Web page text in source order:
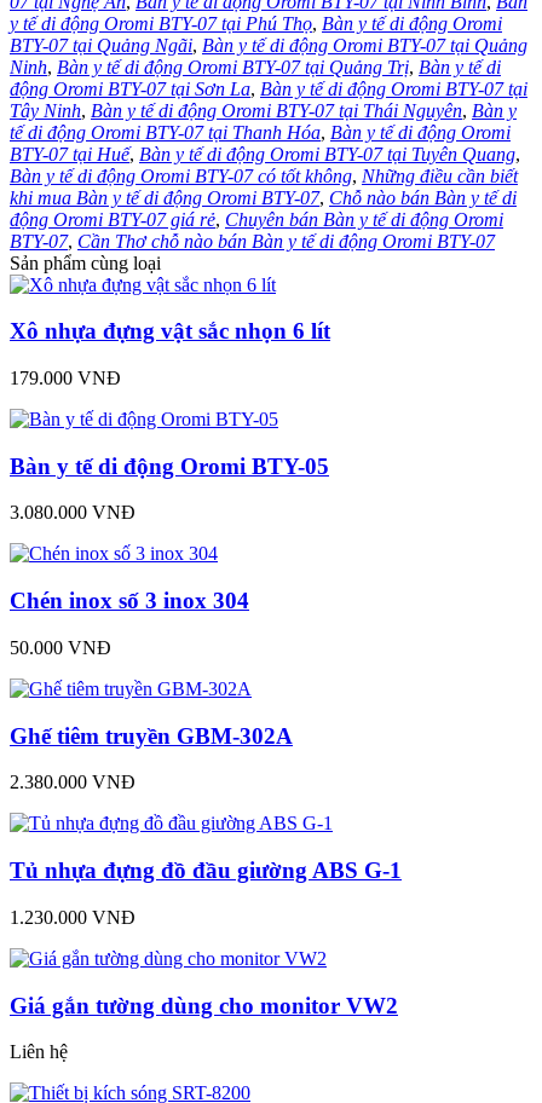
y tế di động Oromi BTY-07 tại Phú Thọ, Bàn y tế di động Oromi
BTY-07 tại Quảng Ngãi, Bàn y tế di động Oromi BTY-07 tại Quảng
Ninh, Bàn y tế di động Oromi BTY-07 tại Quảng Trị, Bàn y tế di
động Oromi BTY-07 tại Sơn La, Bàn y tế di động Oromi BTY-07 tại
Tây Ninh, Bàn y tế di động Oromi BTY-07 tại Thái Nguyên, Bàn y
tế di động Oromi BTY-07 tại Thanh Hóa, Bàn y tế di động Oromi
BTY-07 tại Huế, Bàn y tế di động Oromi BTY-07 tại Tuyên Quang,
Bàn y tế di động Oromi BTY-07 có tốt không, Những điều cần biết
khi mua Bàn y tế di động Oromi BTY-07, Chỗ nào bán Bàn y tế di
động Oromi BTY-07 giá rẻ, Chuyên bán Bàn y tế di động Oromi
BTY-07, Cần Thơ chỗ nào bán Bàn y tế di động Oromi BTY-07
Sản phẩm cùng loại
Xô nhựa đựng vật sắc nhọn 6 lít
179.000 VNĐ
Bàn y tế di động Oromi BTY-05
3.080.000 VNĐ
Chén inox số 3 inox 304
50.000 VNĐ
Ghế tiêm truyền GBM-302A
2.380.000 VNĐ
Tủ nhựa đựng đồ đầu giường ABS G-1
1.230.000 VNĐ
Giá gắn tường dùng cho monitor VW2
Liên hệ